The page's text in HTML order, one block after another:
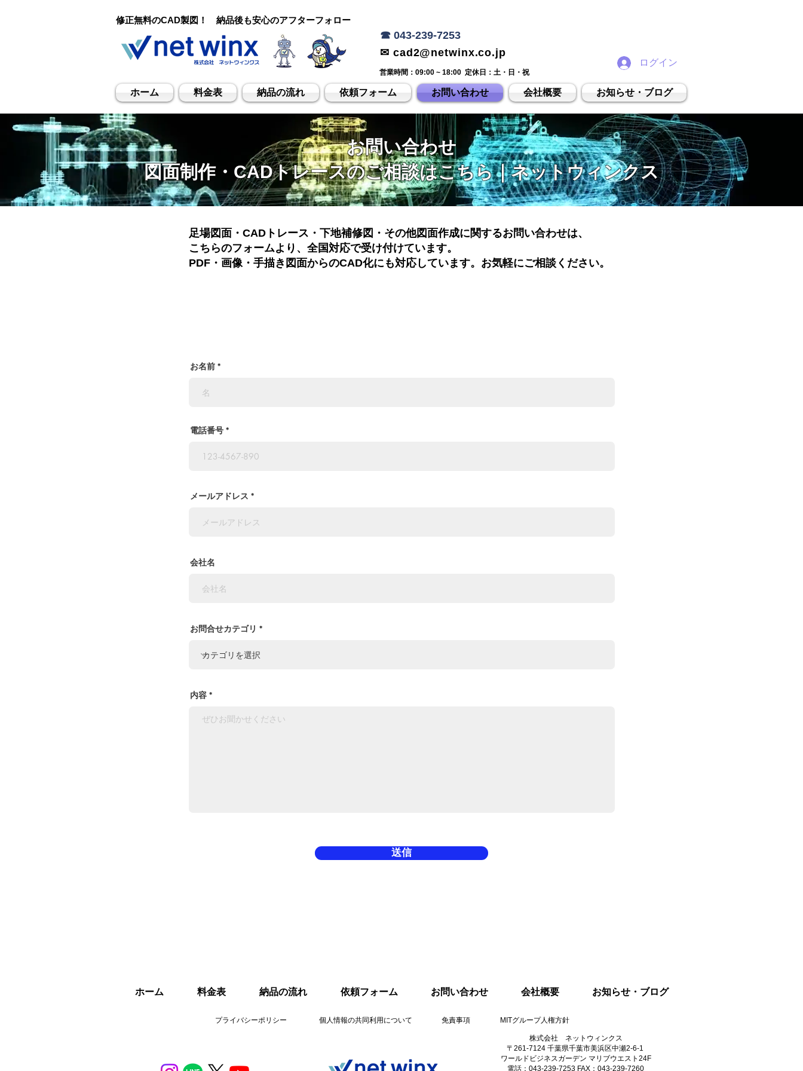
​修正無料のCAD製図！ 納品後も安心のアフターフォロー
✉ cad2@netwinx.co.jp
☎ 043-239-7253
営業時間：09:00 ~ 18:00 定休日：土・日・祝
ホーム 料金表 納品の流れ 依頼フォーム お問い合わせ 会社概要 お知らせ・ブログ
ログイン
お問い合わせ
図面制作・CADトレースのご相談はこちら｜ネットウィンクス
足場図面・CADトレース・下地補修図・その他図面作成に関するお問い合わせは、
こちらのフォームより、全国対応で受け付けています。
PDF・画像・手描き図面からのCAD化にも対応しています。お気軽にご相談ください。
お名前
電話番号
メールアドレス
会社名
お問合せカテゴリ
内容
送信
ホーム 料金表 納品の流れ 依頼フォーム お問い合わせ 会社概要 お知らせ・ブログ
プライバシーポリシー 個人情報の共同利用について 免責事項 MITグループ人権方針
​株式会社 ネットウィンクス​
〒261-7124 千葉県千葉市美浜区中瀬2-6-1
ワールドビジネスガーデン マリブウエスト24F
電話：043-239-7253 FAX：043-239-7260